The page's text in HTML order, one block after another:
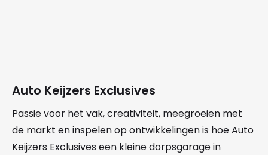
Auto Keijzers Exclusives
Passie voor het vak, creativiteit, meegroeien met
de markt en inspelen op ontwikkelingen is hoe Auto
Keijzers Exclusives een kleine dorpsgarage in